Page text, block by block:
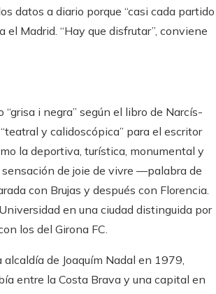
datos a diario porque “casi cada partido
Madrid. “Hay que disfrutar”, conviene
i negra” según el libro de Narcís-
y calidoscópica” para el escritor
la deportiva, turística, monumental y
de joie de vivre —palabra de
con Brujas y después con Florencia.
en una ciudad distinguida por
los del Girona FC.
de Joaquím Nadal en 1979,
entre la Costa Brava y una capital en